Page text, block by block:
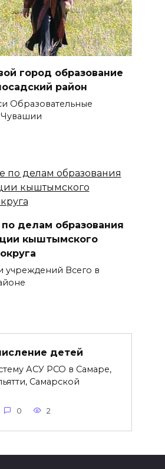
город образование
район
Образовательные
делам образования
кыштымского
учреждений Всего в
детей
АСУ РСО в Самаре,
Самарской
0 2